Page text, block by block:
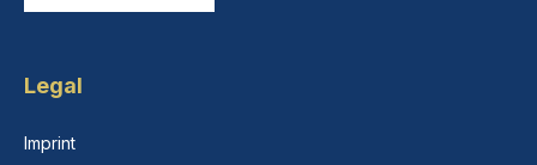
Legal
Imprint